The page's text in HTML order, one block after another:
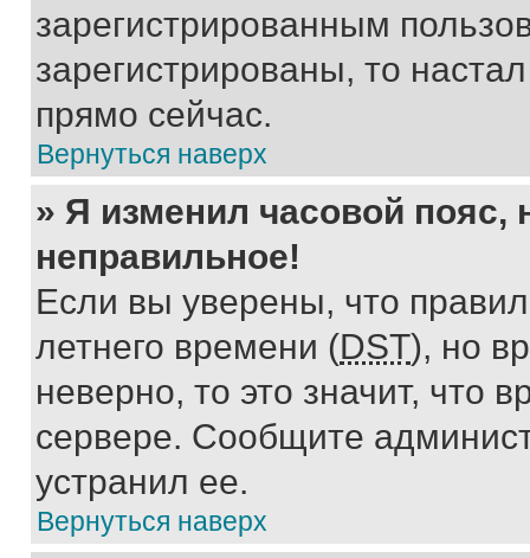
зарегистрированным
зарегистрированы, то
прямо сейчас.
Вернуться наверх
» Я изменил часовой пояс,
неправильное!
Если вы уверены, что
летнего времени (DST), но
неверно, то это значит, что
сервере. Сообщите
устранил ее.
Вернуться наверх